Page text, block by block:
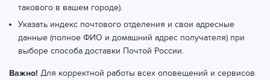
такового в вашем городе).
Указать индекс почтового отделения и свои адресные
данные (полное ФИО и домашний адрес получателя) при
выборе способа доставки Почтой России.
Важно! Для корректной работы всех оповещений и сервисов